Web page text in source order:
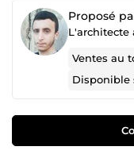
Proposé
L'architecte
Ventes au